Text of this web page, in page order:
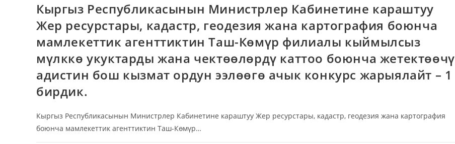
Кыргыз Республикасынын Министрлер Кабинетине караштуу
Жер ресурстары, кадастр, геодезия жана картография боюнча
мамлекеттик агенттиктин Таш-Көмүр филиалы кыймылсыз
мүлккө укуктарды жана чектөөлөрдү каттоо боюнча жетектөөчү
адистин бош кызмат ордун ээлөөгө ачык конкурс жарыялайт – 1
бирдик.
Кыргыз Республикасынын Министрлер Кабинетине караштуу Жер ресурстары, кадастр, геодезия жана картография
боюнча мамлекеттик агенттиктин Таш-Көмүр…